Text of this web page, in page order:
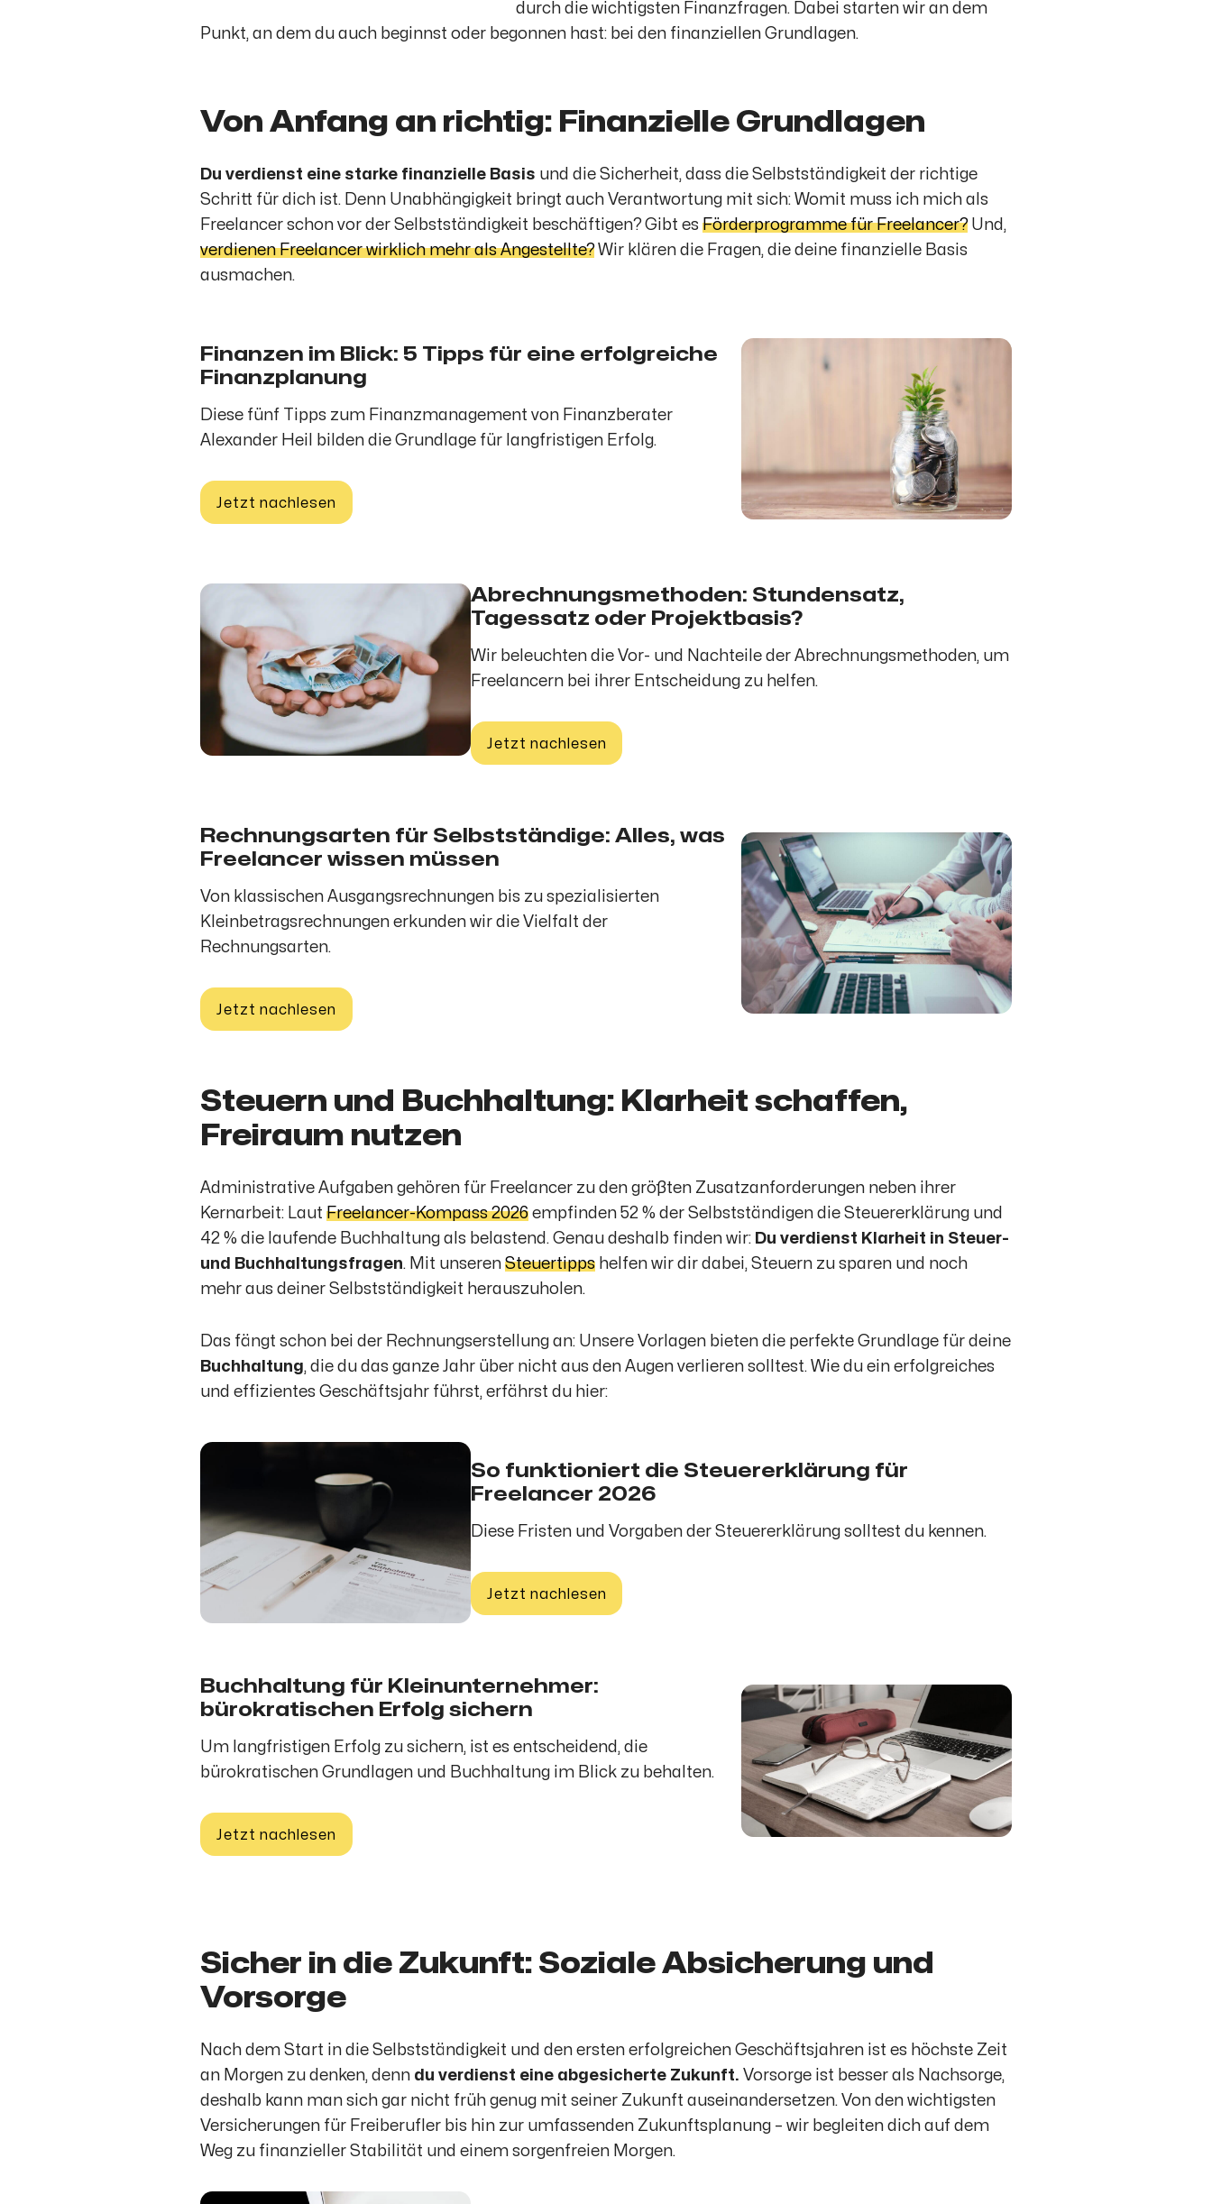
durch die wichtigsten Finanzfragen. Dabei starten wir an dem
Punkt, an dem du auch beginnst oder begonnen hast: bei den finanziellen Grundlagen.
Von Anfang an richtig: Finanzielle Grundlagen
Du verdienst eine starke finanzielle Basis und die Sicherheit, dass die Selbstständigkeit der richtige
Schritt für dich ist. Denn Unabhängigkeit bringt auch Verantwortung mit sich: Womit muss ich mich als
Freelancer schon vor der Selbstständigkeit beschäftigen? Gibt es Förderprogramme für Freelancer?Und,
verdienen Freelancer wirklich mehr als Angestellte?Wir klären die Fragen, die deine finanzielle Basis
ausmachen.
Finanzen im Blick: 5 Tipps für eine erfolgreiche
Finanzplanung
Diese fünf Tipps zum Finanzmanagement von Finanzberater
Alexander Heil bilden die Grundlage für langfristigen Erfolg.
Jetzt nachlesen
Abrechnungsmethoden: Stundensatz,
Tagessatz oder Projektbasis?
Wir beleuchten die Vor- und Nachteile der Abrechnungsmethoden, um
Freelancern bei ihrer Entscheidung zu helfen.
Jetzt nachlesen
Rechnungsarten für Selbstständige: Alles, was
Freelancer wissen müssen
Von klassischen Ausgangsrechnungen bis zu spezialisierten
Kleinbetragsrechnungen erkunden wir die Vielfalt der
Rechnungsarten.
Jetzt nachlesen
Steuern und Buchhaltung: Klarheit schaffen,
Freiraum nutzen
Administrative Aufgaben gehören für Freelancer zu den größten Zusatzanforderungen neben ihrer
Kernarbeit: Laut Freelancer-Kompass 2026 empfinden 52 % der Selbstständigen die Steuererklärung und
42 % die laufende Buchhaltung als belastend. Genau deshalb finden wir: Du verdienst Klarheit in Steuer-
und Buchhaltungsfragen. Mit unseren Steuertipps helfen wir dir dabei, Steuern zu sparen und noch
mehr aus deiner Selbstständigkeit herauszuholen.
Das fängt schon bei der Rechnungserstellung an: Unsere Vorlagen bieten die perfekte Grundlage für deine
Buchhaltung, die du das ganze Jahr über nicht aus den Augen verlieren solltest. Wie du ein erfolgreiches
und effizientes Geschäftsjahr führst, erfährst du hier:
So funktioniert die Steuererklärung für
Freelancer 2026
Diese Fristen und Vorgaben der Steuererklärung solltest du kennen.
Jetzt nachlesen
Buchhaltung für Kleinunternehmer:
bürokratischen Erfolg sichern
Um langfristigen Erfolg zu sichern, ist es entscheidend, die
bürokratischen Grundlagen und Buchhaltung im Blick zu behalten.
Jetzt nachlesen
Sicher in die Zukunft: Soziale Absicherung und
Vorsorge
Nach dem Start in die Selbstständigkeit und den ersten erfolgreichen Geschäftsjahren ist es höchste Zeit
an Morgen zu denken, denn du verdienst eine abgesicherte Zukunft. Vorsorge ist besser als Nachsorge,
deshalb kann man sich gar nicht früh genug mit seiner Zukunft auseinandersetzen. Von den wichtigsten
Versicherungen für Freiberufler bis hin zur umfassenden Zukunftsplanung – wir begleiten dich auf dem
Weg zu finanzieller Stabilität und einem sorgenfreien Morgen.